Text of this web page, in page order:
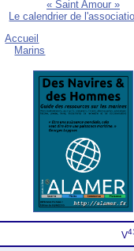
« Saint Amour »
Le calendrier de
Accueil
Marins
V